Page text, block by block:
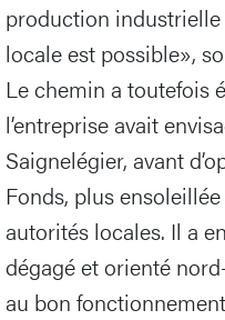
production
locale est possible»,
Le chemin a toutefois
l’entreprise avait
Saignelégier, avant
Fonds, plus
autorités locales. Il a
dégagé et orienté
au bon